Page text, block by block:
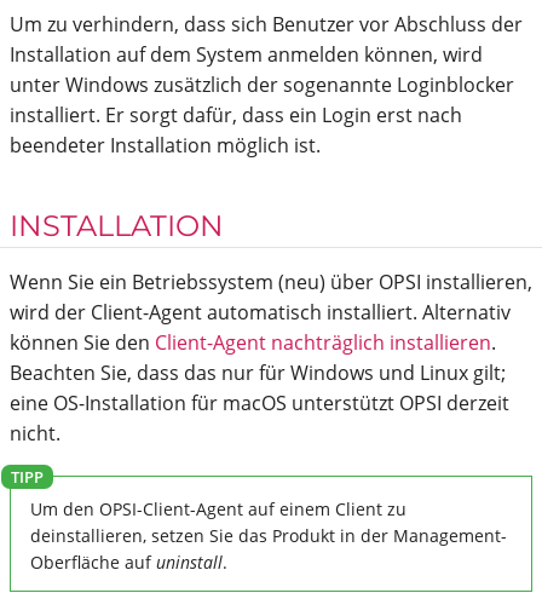
Um zu verhindern, dass sich Benutzer vor Abschluss der
Installation auf dem System anmelden können, wird
unter Windows zusätzlich der sogenannte Loginblocker
installiert. Er sorgt dafür, dass ein Login erst nach
beendeter Installation möglich ist.
INSTALLATION
Wenn Sie ein Betriebssystem (neu) über OPSI installieren,
wird der Client-Agent automatisch installiert. Alternativ
können Sie den Client-Agent nachträglich installieren.
Beachten Sie, dass das nur für Windows und Linux gilt;
eine OS-Installation für macOS unterstützt OPSI derzeit
nicht.
Um den OPSI-Client-Agent auf einem Client zu
deinstallieren, setzen Sie das Produkt in der Management-
Oberfläche aufuninstall.